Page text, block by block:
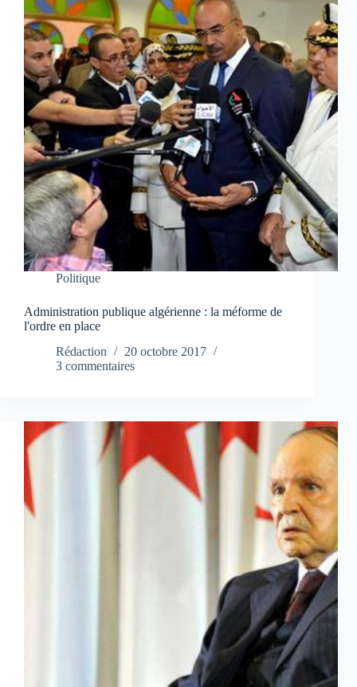
Politique
Administration publique algérienne : la méforme de
l'ordre en place
Rédaction
20 octobre 2017
3 commentaires